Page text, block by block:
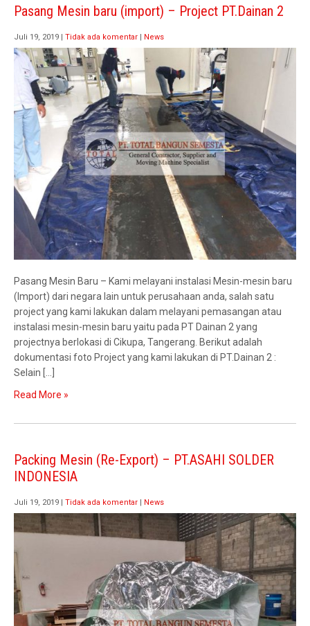
Pasang Mesin baru (import) – Project PT.Dainan 2
Juli 19, 2019 Tidak ada komentar News
Pasang Mesin Baru – Kami melayani instalasi Mesin-mesin baru
(Import) dari negara lain untuk perusahaan anda, salah satu
project yang kami lakukan dalam melayani pemasangan atau
instalasi mesin-mesin baru yaitu pada PT Dainan 2 yang
projectnya berlokasi di Cikupa, Tangerang. Berikut adalah
dokumentasi foto Project yang kami lakukan di PT.Dainan 2 :
Selain […]
Read More »
Packing Mesin (Re-Export) – PT.ASAHI SOLDER
INDONESIA
Juli 19, 2019 Tidak ada komentar News